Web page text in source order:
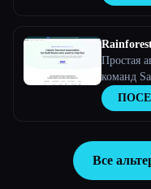
Простая
команд
Все